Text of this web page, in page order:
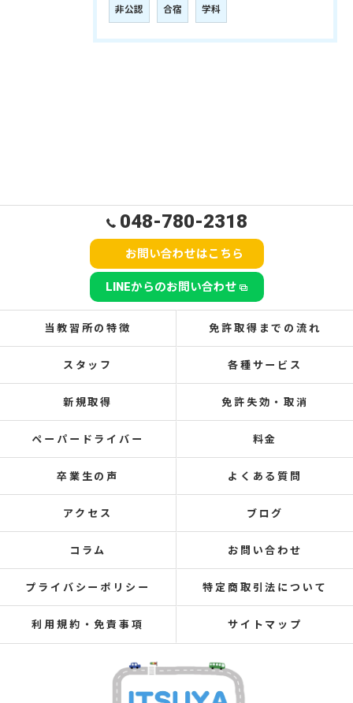
非公認 合宿 学科
048-780-2318
お問い合わせはこちら
LINEからのお問い合わせ
当教習所の特徴 免許取得までの流れ
スタッフ 各種サービス
新規取得 免許失効・取消
ペーパードライバー 料金
卒業生の声 よくある質問
アクセス ブログ
コラム お問い合わせ
プライバシーポリシー 特定商取引法について
利用規約・免責事項 サイトマップ